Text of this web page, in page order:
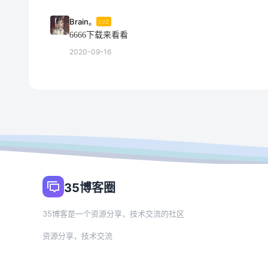
Brain。 LV2
6666下载来看看
2020-09-16
35博客圈
35博客是一个资源分享，技术交流的社区
资源分享，技术交流